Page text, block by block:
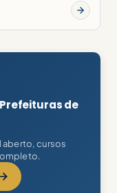
de
aberto, cursos